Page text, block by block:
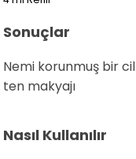
Sonuçlar
Nemi korunmuş bir
ten makyajı
Nasıl Kullanılır